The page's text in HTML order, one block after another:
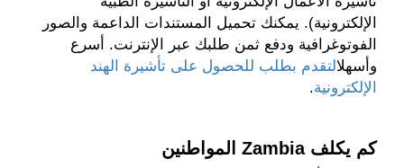
الإلكترونية). يمكنك تحميل المستندات الداعمة والصور
الفوتوغرافية ودفع ثمن طلبك عبر الإنترنت. أسرع
وأسهلالتقدم بطلب للحصول على تأشيرة الهند
الإلكترونية.
كم يكلف Zambia المواطنين